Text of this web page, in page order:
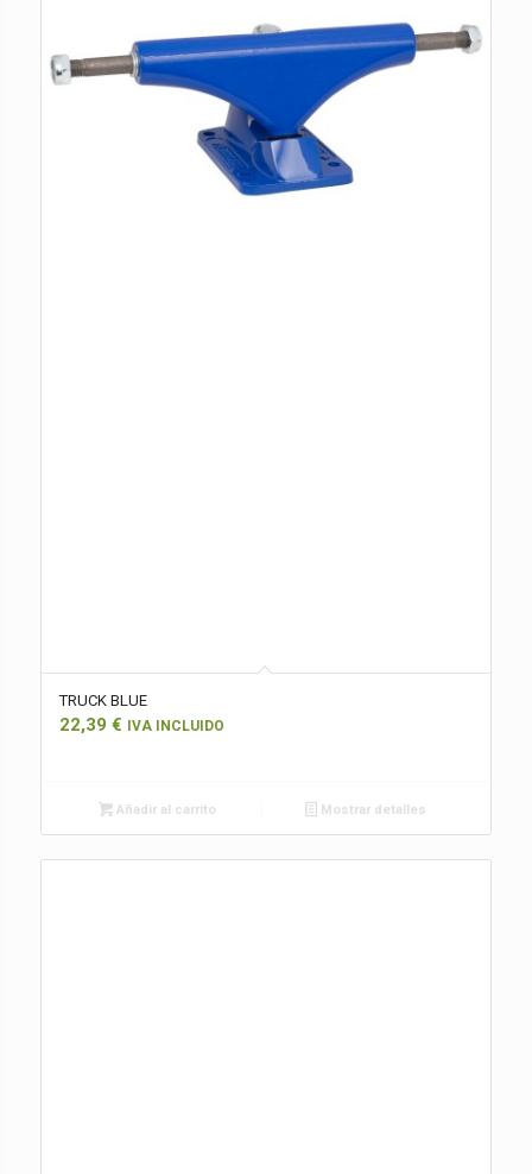
TRUCK BLUE
22,39 € IVA INCLUIDO
Añadir al carrito Mostrar detalles